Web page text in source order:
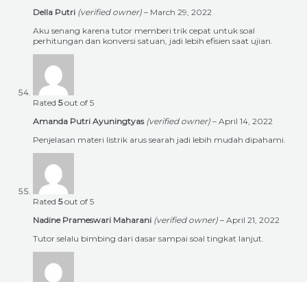
Della Putri (verified owner) – March 29, 2022
Aku senang karena tutor memberi trik cepat untuk soal
perhitungan dan konversi satuan, jadi lebih efisien saat ujian.
Rated 5out of 5
Amanda Putri Ayuningtyas (verified owner) – April 14, 2022
Penjelasan materi listrik arus searah jadi lebih mudah dipahami.
Rated 5out of 5
Nadine Prameswari Maharani (verified owner) – April 21, 2022
Tutor selalu bimbing dari dasar sampai soal tingkat lanjut.